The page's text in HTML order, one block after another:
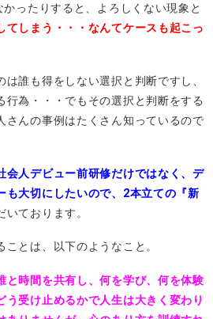
かったりすると、よろしくない現象と
てしまう・・・なんてケースも起こっ
誰も得をしない選択と判断ですし、
行為・・・ でもその選択と判断をする
さんの事例はたくさん知っているので
会人デビュー前研修だけではなく、デ
も大切にしたいので、2本立ての『新
いております。
とは、以下のようなこと。
と時間を共有し、何を学び、何を体験
う受け止めるかで人生は大きく変わり